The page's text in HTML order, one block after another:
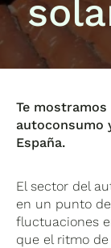
Te
autoconsumo
España.
El sector del
en un punto
fluctuaciones
que el ritmo